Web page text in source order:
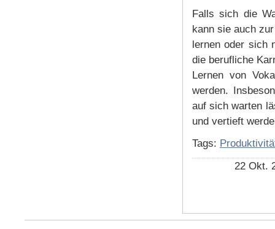
Falls sich die
kann sie auch
lernen oder sich
die berufliche
Lernen von
werden.
auf sich warten
und vertieft
Tags:
22 Okt.